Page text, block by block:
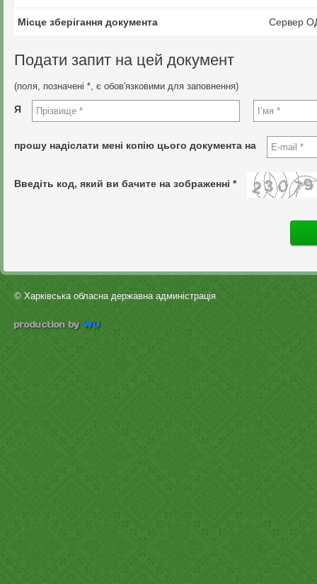
Місце зберігання документа Сервер
Подати запит на цей документ
(поля, позначені *, є обов'язковими для заповнення)
Я
прошу надіслати мені копію цього документа на
Введіть код, який ви бачите на зображенні *
© Харківська обласна державна админістрація